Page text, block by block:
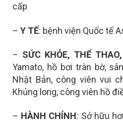
cấp
– Y TẾ: bệnh viện Quốc tế
– SỨC KHỎE, THỂ
Yamato, hồ bơi tràn bờ,
Nhật Bản, công viên vui
Khủng long, công viên hồ
– HÀNH CHÍNH: Sở hữu